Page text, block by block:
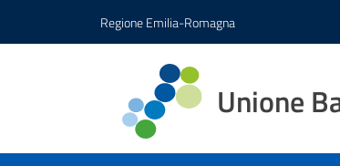
Regione Emilia-Romagna
Unione